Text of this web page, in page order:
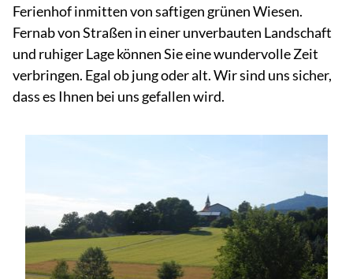
Ferienhof inmitten von saftigen grünen Wiesen.
Fernab von Straßen in einer unverbauten Landschaft
und ruhiger Lage können Sie eine wundervolle Zeit
verbringen. Egal ob jung oder alt. Wir sind uns sicher,
dass es Ihnen bei uns gefallen wird.